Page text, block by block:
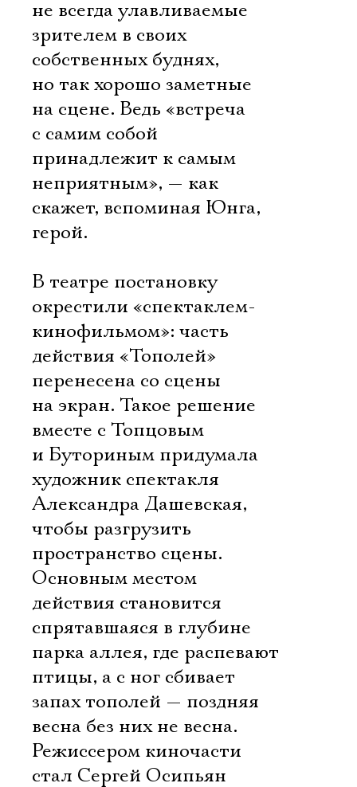
не всегда улавливаемые
зрителем в своих
собственных буднях,
но так хорошо заметные
на сцене. Ведь «встреча
с самим собой
принадлежит к самым
неприятным», — как
скажет, вспоминая Юнга,
герой.
В театре постановку
окрестили «спектаклем-
кинофильмом»: часть
действия «Тополей»
перенесена со сцены
на экран. Такое решение
вместе с Топцовым
и Буториным придумала
художник спектакля
Александра Дашевская,
чтобы разгрузить
пространство сцены.
Основным местом
действия становится
спрятавшаяся в глубине
парка аллея, где распевают
птицы, а с ног сбивает
запах тополей — поздняя
весна без них не весна.
Режиссером киночасти
стал Сергей Осипьян